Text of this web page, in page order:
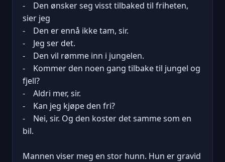
- Den ønsker seg visst tilbaked til friheten,
sier jeg
- Den er ennå ikke tam, sir.
- Jeg ser det.
- Den vil rømme inn i jungelen.
- Kommer den noen gang tilbake til jungel og
fjell?
- Aldri mer, sir.
- Kan jeg kjøpe den fri?
- Nei, sir. Og den koster det samme som en
bil.
Mannen viser meg en stor hunn. Hun er gravid